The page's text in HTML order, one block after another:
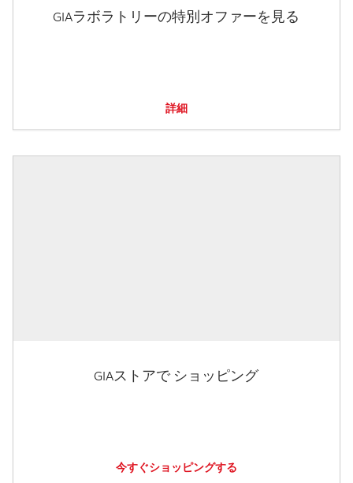
GIAラボラトリーの特別オファーを見る
詳細
GIAストアで ショッピング
今すぐショッピングする